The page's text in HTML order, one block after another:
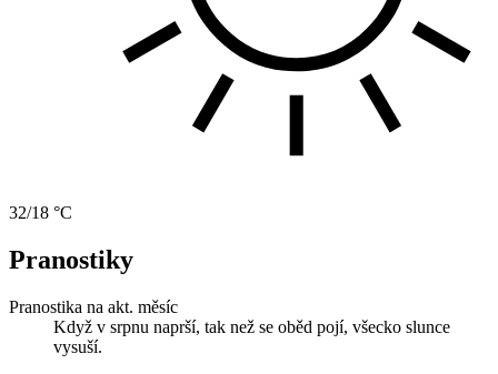
32/18 °C
Pranostiky
Pranostika na akt. měsíc
Když v srpnu naprší, tak než se oběd pojí, všecko slunce
vysuší.